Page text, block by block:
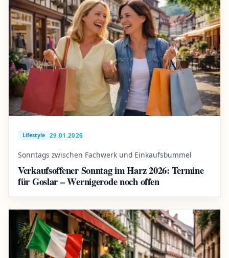
Lifestyle 29.01.2026
Sonntags zwischen Fachwerk und Einkaufsbummel
Verkaufsoffener Sonntag im Harz 2026: Termine
für Goslar – Wernigerode noch offen